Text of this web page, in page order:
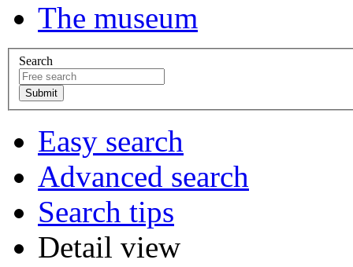
The museum
Search
Easy search
Advanced search
Search tips
Detail view